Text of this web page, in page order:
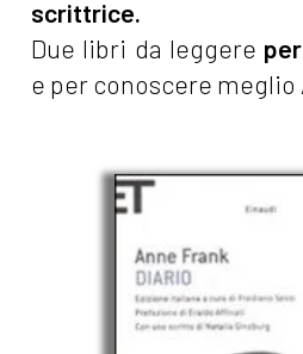
scrittrice.
Due libri da leggere
e per conoscere meglio